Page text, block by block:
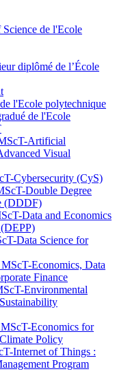
de l'Ecole
diplômé de l’École
l'Ecole polytechnique
de l'Ecole
Artificial
Visual
Cybersecurity (CyS)
Double Degree
(DDDF)
Data and Economics
Data Science for
Economics, Data
Finance
Environmental
Economics for
Policy
Internet of Things :
Program